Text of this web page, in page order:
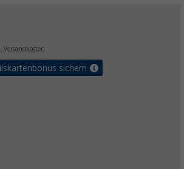
Versandkosten
sichern